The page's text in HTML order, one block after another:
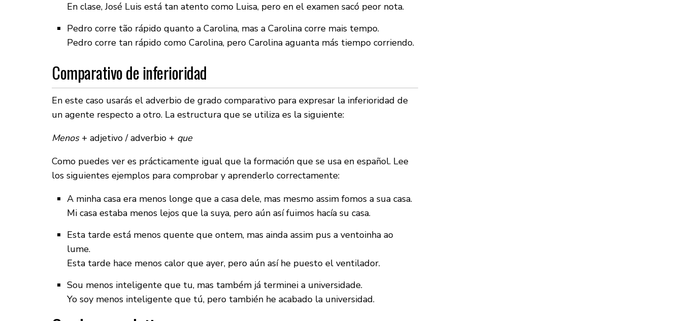
En clase, José Luis está tan atento como Luisa, pero en el examen sacó peor nota.
Pedro corre tão rápido quanto a Carolina, mas a Carolina corre mais tempo.
Pedro corre tan rápido como Carolina, pero Carolina aguanta más tiempo corriendo.
Comparativo de inferioridad
En este caso usarás el adverbio de grado comparativo para expresar la inferioridad de
un agente respecto a otro. La estructura que se utiliza es la siguiente:
Menos+ adjetivo / adverbio + que
Como puedes ver es prácticamente igual que la formación que se usa en español. Lee
los siguientes ejemplos para comprobar y aprenderlo correctamente:
A minha casa era menos longe que a casa dele, mas mesmo assim fomos a sua casa.
Mi casa estaba menos lejos que la suya, pero aún así fuimos hacía su casa.
Esta tarde está menos quente que ontem, mas ainda assim pus a ventoinha ao
lume.
Esta tarde hace menos calor que ayer, pero aún así he puesto el ventilador.
Sou menos inteligente que tu, mas também já terminei a universidade.
Yo soy menos inteligente que tú, pero también he acabado la universidad.